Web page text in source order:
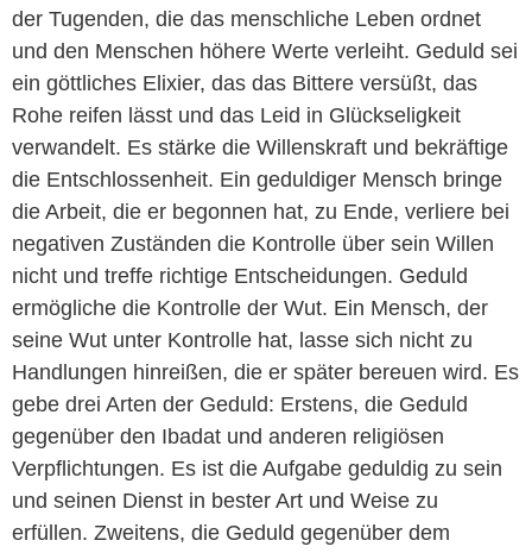
der Tugenden, die das menschliche Leben ordnet
und den Menschen höhere Werte verleiht. Geduld sei
ein göttliches Elixier, das das Bittere versüßt, das
Rohe reifen lässt und das Leid in Glückseligkeit
verwandelt. Es stärke die Willenskraft und bekräftige
die Entschlossenheit. Ein geduldiger Mensch bringe
die Arbeit, die er begonnen hat, zu Ende, verliere bei
negativen Zuständen die Kontrolle über sein Willen
nicht und treffe richtige Entscheidungen. Geduld
ermögliche die Kontrolle der Wut. Ein Mensch, der
seine Wut unter Kontrolle hat, lasse sich nicht zu
Handlungen hinreißen, die er später bereuen wird. Es
gebe drei Arten der Geduld: Erstens, die Geduld
gegenüber den Ibadat und anderen religiösen
Verpflichtungen. Es ist die Aufgabe geduldig zu sein
und seinen Dienst in bester Art und Weise zu
erfüllen. Zweitens, die Geduld gegenüber dem